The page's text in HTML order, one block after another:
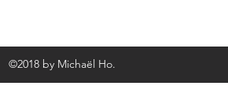
©2018 by Michaël Ho.